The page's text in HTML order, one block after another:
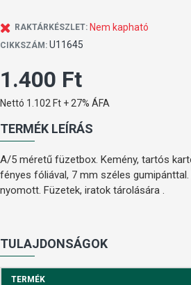
RAKTÁRKÉSZLET: Nem kapható
CIKKSZÁM: U11645
1.400 Ft
Nettó 1.102 Ft + 27% ÁFA
TERMÉK LEÍRÁS
A/5 méretű füzetbox. Kemény, tartós
fényes fóliával, 7 mm széles gumipánttal.
nyomott. Füzetek, iratok tárolására .
TULAJDONSÁGOK
TERMÉK